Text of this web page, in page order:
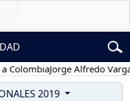
Jorge Alfredo Vargas
2019